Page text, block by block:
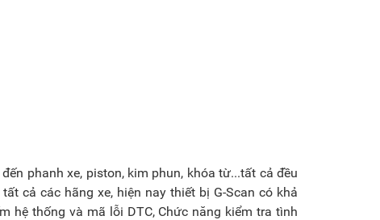
phanh xe, piston, kim phun, khóa từ...tất cả đều
cả các hãng xe, hiện nay thiết bị G-Scan có khả
hệ thống và mã lỗi DTC, Chức năng kiểm tra tình